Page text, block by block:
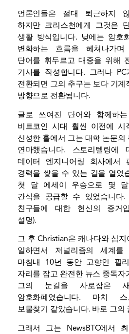
언론인들은 절대 퇴근하지
하지만 크리스천에게 그것은
생활 방식입니다. 낮에는 암호
변화하는 흐름을 헤쳐나가
단어를 휘두르고 대중을 위해
기사를 작성합니다. 그러나
전환되면 그의 추구는 보다 기계
방향으로 전환됩니다.
글로 쓰여진 단어와 함께하
비트코인 ​​시대 훨씬 이전에 시
신성한 홀에서 그는 대학 논문의
연마했습니다. 스토리텔링에
데이터 엔지니어링 회사에서
경력을 쌓을 수 있는 길을 열었
첫 달 에세이 우승으로 몇 달
간식을 공급할 수 있었습니다
친구들에 대한 헌신의 증거
설명).
그 후 Christian은 캐나다와 심
일하면서 저널리즘의 세계를
마침내 10년 동안 고향인 필
자리를 잡고 완전한 뉴스 중독자
그의 눈길을 사로잡은
암호화폐였습니다. 마치 스
보물찾기 같았습니다. 바로 그의
그래서 그는 NewsBTC에서